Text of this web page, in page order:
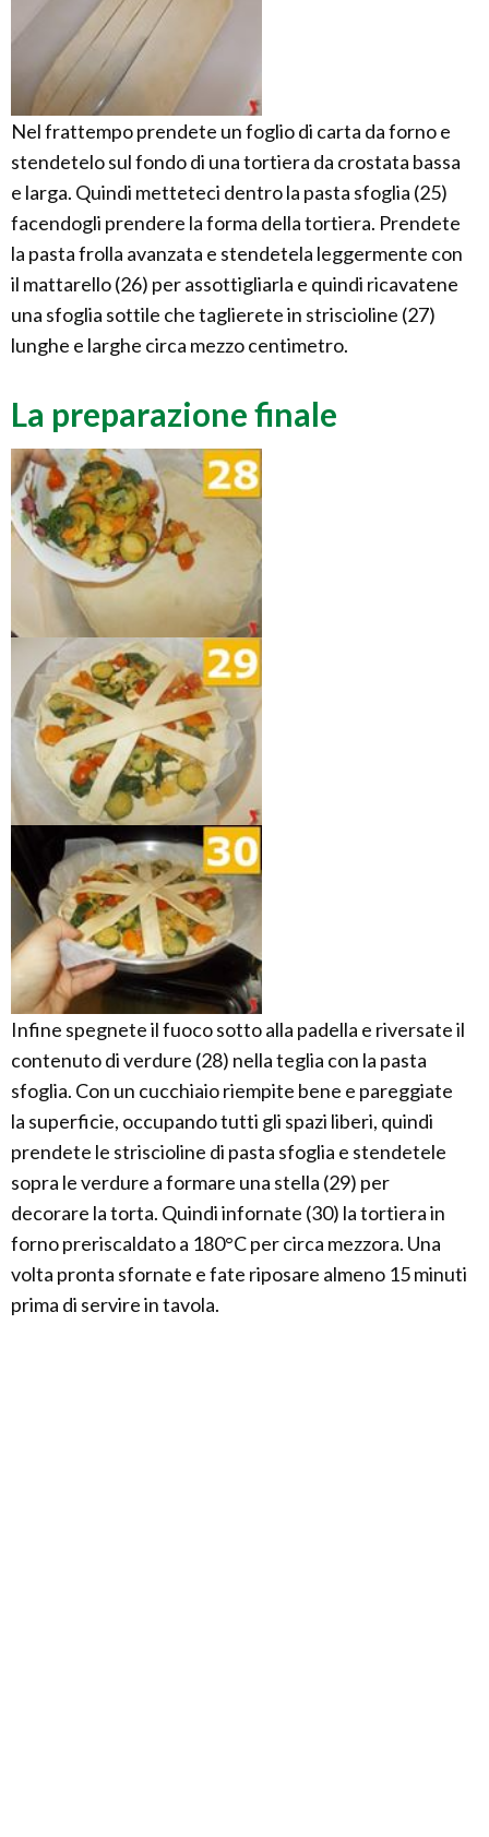
Nel frattempo prendete un foglio di carta da forno e
stendetelo sul fondo di una tortiera da crostata bassa
e larga. Quindi metteteci dentro la pasta sfoglia (25)
facendogli prendere la forma della tortiera. Prendete
la pasta frolla avanzata e stendetela leggermente con
il mattarello (26) per assottigliarla e quindi ricavatene
una sfoglia sottile che taglierete in striscioline (27)
lunghe e larghe circa mezzo centimetro.
La preparazione finale
Infine spegnete il fuoco sotto alla padella e riversate il
contenuto di verdure (28) nella teglia con la pasta
sfoglia. Con un cucchiaio riempite bene e pareggiate
la superficie, occupando tutti gli spazi liberi, quindi
prendete le striscioline di pasta sfoglia e stendetele
sopra le verdure a formare una stella (29) per
decorare la torta. Quindi infornate (30) la tortiera in
forno preriscaldato a 180°C per circa mezzora. Una
volta pronta sfornate e fate riposare almeno 15 minuti
prima di servire in tavola.